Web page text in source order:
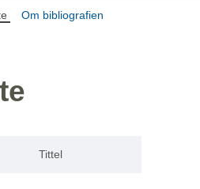
Om bibliografien
Tittel